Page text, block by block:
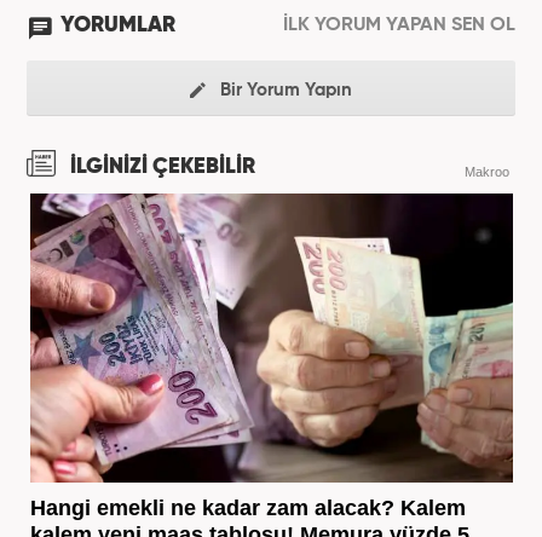
YORUMLAR İLK YORUM YAPAN SEN OL
Bir Yorum Yapın
İLGİNİZİ ÇEKEBİLİR Makroo
Hangi emekli ne kadar zam alacak? Kalem